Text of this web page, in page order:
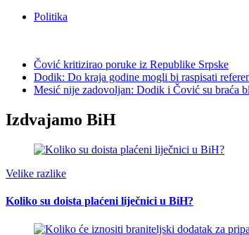
Politika
Čović kritizirao poruke iz Republike Srpske
Dodik: Do kraja godine mogli bi raspisati
Mesić nije zadovoljan: Dodik i Čović su braća
Izdvajamo BiH
Velike razlike
Koliko su doista plaćeni liječnici u BiH?